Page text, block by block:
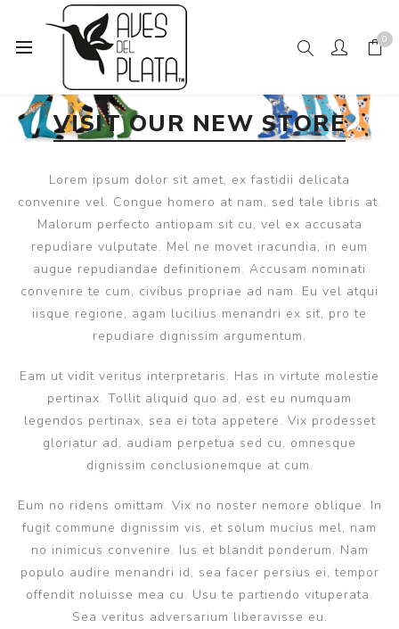
0
VISIT OUR NEW STORE
Lorem ipsum dolor sit amet, ex fastidii delicata
convenire vel. Congue homero at nam, sed tale libris at.
Malorum perfecto antiopam sit cu, vel ex accusata
repudiare vulputate. Mel ne movet iracundia, in eum
augue repudiandae definitionem. Accusam nominati
convenire te cum, civibus propriae ad nam. Eu vel atqui
iisque regione, agam lucilius menandri ex sit, pro te
repudiare dignissim argumentum.
Eam ut vidit veritus interpretaris. Has in virtute molestie
pertinax. Tollit aliquid quo ad, est eu numquam
legendos pertinax, sea ei tota appetere. Vix prodesset
gloriatur ad, audiam perpetua sed cu, omnesque
dignissim conclusionemque at cum.
Eum no ridens omittam. Vix no noster nemore oblique. In
fugit commune dignissim vis, et solum mucius mel, nam
no inimicus convenire. Ius et blandit ponderum. Nam
populo audire menandri id, sea facer persius ei, tempor
offendit noluisse mea cu. Usu te partiendo vituperata.
Sea veritus adversarium liberavisse eu.